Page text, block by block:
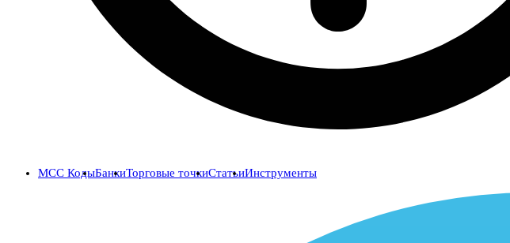
MCC КодыБанкиТорговые точкиСтатьиИнструменты